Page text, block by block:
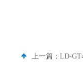
上一篇： LD-